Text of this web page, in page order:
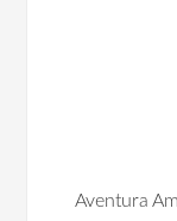
Aventura